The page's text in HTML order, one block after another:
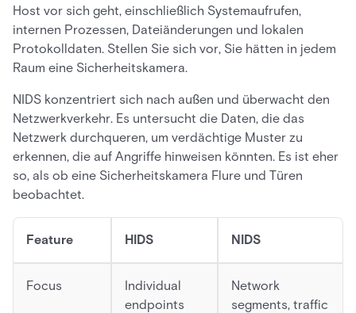
Host vor sich geht, einschließlich Systemaufrufen,
internen Prozessen, Dateiänderungen und lokalen
Protokolldaten. Stellen Sie sich vor, Sie hätten in jedem
Raum eine Sicherheitskamera.
NIDS konzentriert sich nach außen und überwacht den
Netzwerkverkehr. Es untersucht die Daten, die das
Netzwerk durchqueren, um verdächtige Muster zu
erkennen, die auf Angriffe hinweisen könnten. Es ist eher
so, als ob eine Sicherheitskamera Flure und Türen
beobachtet.
Feature HIDS NIDS
Focus
Individual
endpoints
Network
segments, traffic